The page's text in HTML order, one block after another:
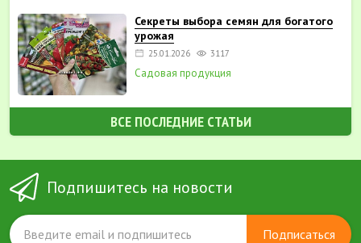
Секреты выбора семян для богатого
урожая
25.01.2026 3117
Садовая продукция
ВСЕ ПОСЛЕДНИЕ СТАТЬИ
Подпишитесь на новости
Подписаться